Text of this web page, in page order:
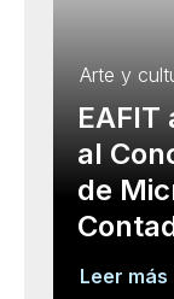
Arte y
al
de
Leer más